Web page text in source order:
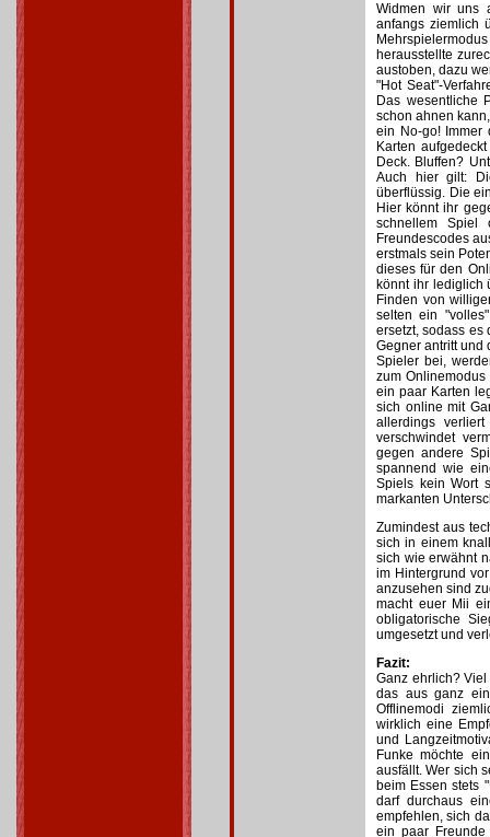
Widmen wir uns
anfangs ziemlich
herausstellte
austoben, dazu
"Hot Seat"-
Das wesentliche
schon ahnen
ein No-go! Immer
Karten
Deck. Bluffen?
Auch hier gilt:
überflüssig. Die
Hier könnt ihr
schnellem Spiel
Freundescodes
erstmals sein
dieses für den
könnt ihr lediglich
Finden von
selten ein
ersetzt, sodass es
Gegner antritt und
Spieler bei,
zum
ein paar Karten
sich online mit
allerdings
verschwindet
gegen andere
spannend wie
Spiels kein Wort
markanten
Zumindest aus
sich in einem
sich wie erwähnt
im Hintergrund
anzusehen sind
macht euer Mii
obligatorische
umgesetzt und
Fazit:
Ganz ehrlich?
das aus ganz
Offlinemodi
wirklich eine
und
Funke möchte
ausfällt. Wer sich
beim Essen stets
darf durchaus
empfehlen, sich
ein paar